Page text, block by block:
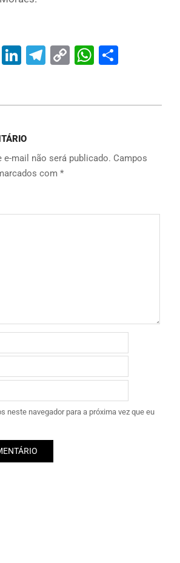
Twitter
LinkedIn
Telegram
Copy
e-mail não será publicado. Campos
com *
neste navegador para a próxima vez que eu